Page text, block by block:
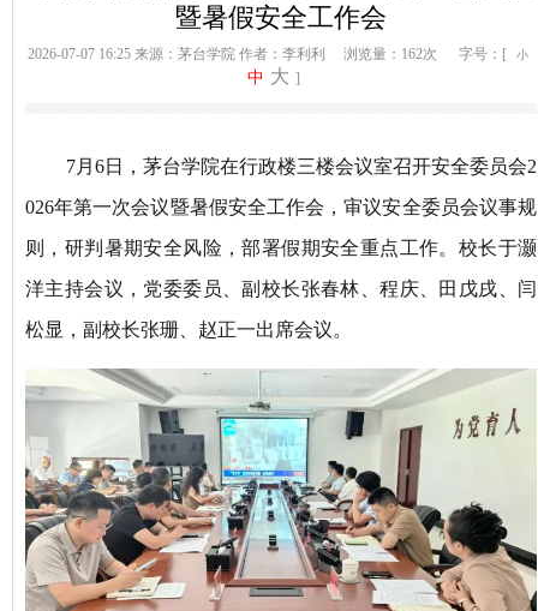
暨暑假安全工作会
2026-07-07 16:25 来源：茅台学院 作者：李利利 浏览量：162次 字号：[ 小
中 大 ]
7月6日 ，茅台学院在行政楼三楼会议室召开安全委员会2
026年第一次会议暨暑假安全工作会，审议安全委员会议事规
则，研判暑期安全风险，部署假期安全重点工作。校长于灏
洋主持会议 ，党委委员、副校长张春林、程庆、田戊戌、闫
松显，副校长张珊、赵正一出席会议。